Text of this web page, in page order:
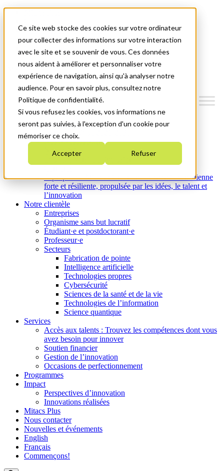
Ce site web stocke des cookies sur votre ordinateur
pour collecter des informations sur votre interaction
avec le site et se souvenir de vous. Ces données
nous aident à améliorer et personnaliser votre
expérience de navigation, ainsi qu'à analyser notre
audience. Pour en savoir plus, consultez notre
Politique de confidentialité.
Si vous refusez les cookies, vos informations ne
seront pas suivies, à l'exception d'un cookie pour
mémoriser ce choix.
Accepter Refuser
Nouvelles et événements
English
Commençons!
Qui nous sommes
Plan stratégique 2026-2030
Nos investissements
Nos activités
Équité, diversité et inclusion
À propos de Mitacs : Créer une économie canadienne
forte et résiliente, propulsée par les idées, le talent et
l’innovation
Notre clientèle
Entreprises
Organisme sans but lucratif
Étudiant·e et postdoctorant·e
Professeur·e
Secteurs
Fabrication de pointe
Intelligence artificielle
Technologies propres
Cybersécurité
Sciences de la santé et de la vie
Technologies de l’information
Science quantique
Services
Accès aux talents : Trouvez les compétences dont vous
avez besoin pour innover
Soutien financier
Gestion de l’innovation
Occasions de perfectionnement
Programmes
Impact
Perspectives d’innovation
Innovations réalisées
Mitacs Plus
Nous contacter
Nouvelles et événements
English
Français
Commençons!